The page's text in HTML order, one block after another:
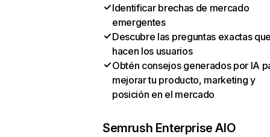
Identificar brechas de mercado
emergentes
Descubre las preguntas exactas
hacen los usuarios
Obtén consejos generados por IA
mejorar tu producto, marketing y
posición en el mercado
Semrush Enterprise AIO